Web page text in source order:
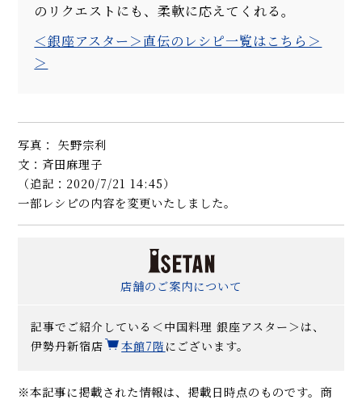
のリクエストにも、柔軟に応えてくれる。
＜銀座アスター＞直伝のレシピ一覧はこちら＞
＞
写真： 矢野宗利
文：斉田麻理子
（追記：2020/7/21 14:45）
一部レシピの内容を変更いたしました。
店舗のご案内について
記事でご紹介している＜中国料理 銀座アスター＞は、
伊勢丹新宿店
本館7階 にございます。
※本記事に掲載された情報は、掲載日時点のものです。商